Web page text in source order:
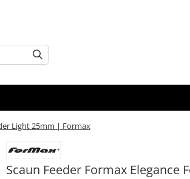
Light 25mm | Formax
Scaun Feeder Formax